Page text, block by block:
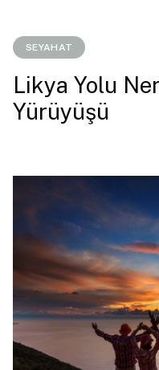
SEYAHAT
Likya Yolu
Yürüyüşü